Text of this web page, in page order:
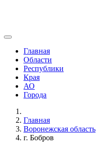
Главная
Области
Республики
Края
АО
Города
Главная
Воронежская область
г. Бобров